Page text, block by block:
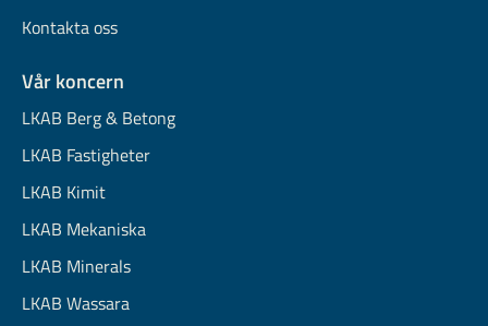
Kontakta oss
Vår koncern
LKAB Berg & Betong
LKAB Fastigheter
LKAB Kimit
LKAB Mekaniska
LKAB Minerals
LKAB Wassara